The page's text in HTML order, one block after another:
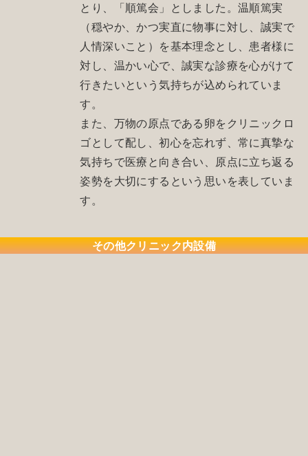
とり、「順篤会」としました。温順篤実
（穏やか、かつ実直に物事に対し、誠実で
人情深いこと）を基本理念とし、患者様に
対し、温かい心で、誠実な診療を心がけて
行きたいという気持ちが込められていま
す。
また、万物の原点である卵をクリニックロ
ゴとして配し、初心を忘れず、常に真摯な
気持ちで医療と向き合い、原点に立ち返る
姿勢を大切にするという思いを表していま
す。
その他クリニック内設備